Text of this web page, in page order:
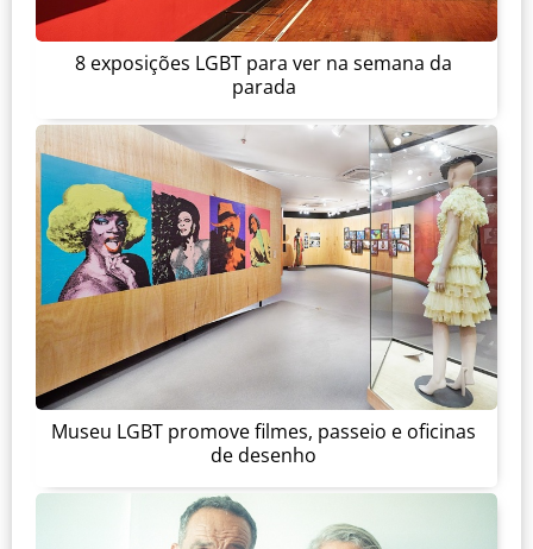
8 exposições LGBT para ver na semana da
parada
Museu LGBT promove filmes, passeio e oficinas
de desenho